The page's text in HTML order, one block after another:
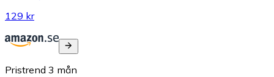
129 kr
Pristrend 3 mån